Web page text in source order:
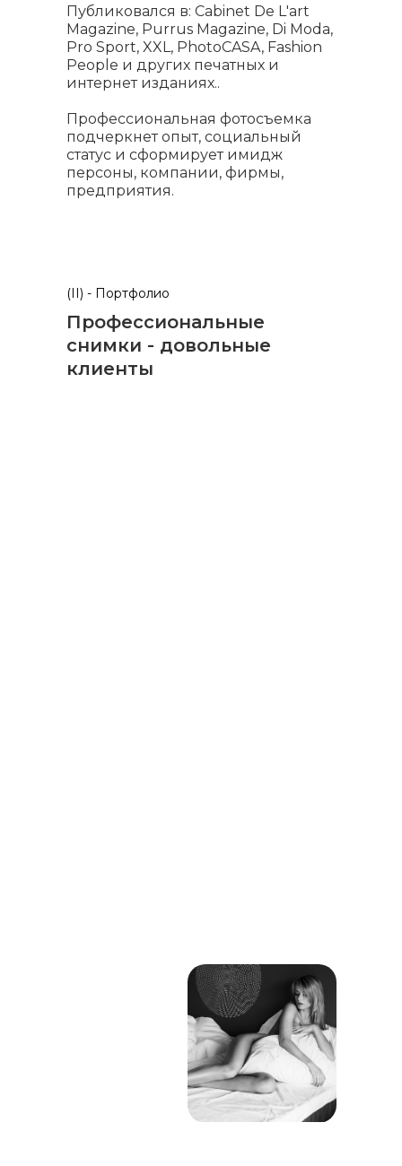
Публиковался в: Cabinet De L'art
Magazine, Purrus Magazine, Di Moda,
Pro Sport, XXL, PhotoCASA, Fashion
People и других печатных и
интернет изданиях..
Профессиональная фотосъемка
подчеркнет опыт, социальный
статус и сформирует имидж
персоны, компании, фирмы,
предприятия.
(II) - Портфолио
Профессиональные
снимки - довольные
клиенты